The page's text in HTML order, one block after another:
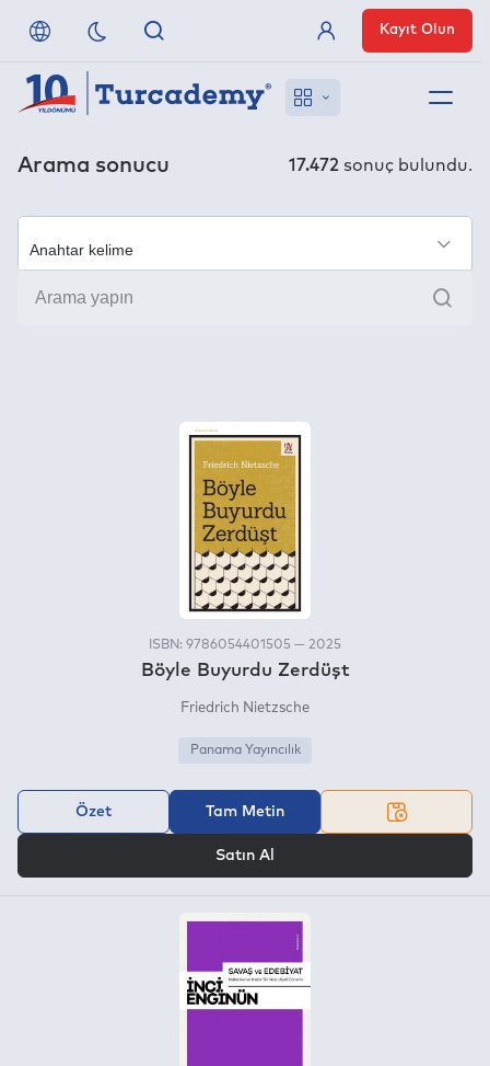
Referanslarımız
Üye Girişi
Kayıt Olun
Arama sonucu 17.472 sonuç bulundu.
Ara
ISBN: 9786054401505 — 2025
Böyle Buyurdu Zerdüşt
Friedrich Nietzsche
Panama Yayıncılık
Özet Tam Metin
Satın Al